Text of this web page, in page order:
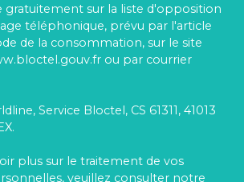
gratuitement sur la liste d'opposition
téléphonique, prévu par l'article
de la consommation, sur le site
ou par courrier
Service Bloctel, CS 61311, 41013
plus sur le traitement de vos
veuillez consulter notre